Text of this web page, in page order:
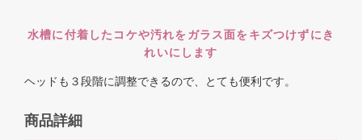
水槽に付着したコケや汚れをガラス面をキズつけずにき
れいにします
ヘッドも３段階に調整できるので、とても便利です。
商品詳細